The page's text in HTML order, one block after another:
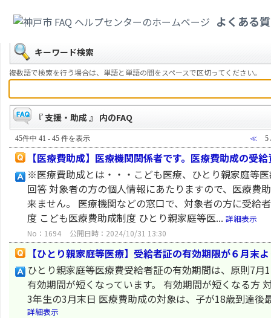
よくある
戻る
キーワード検索
複数語で検索を行う場合は、単語と単語の間をスペースで区切ってください。
『 支援・助成 』 内のFAQ
45件中 41 - 45 件を表示 ≪ 5
【医療費助成】医療機関関係者です。医療費助成の受
※医療費助成とは・・・こども医療、ひとり親家庭等
回答 対象者の方の個人情報にあたりますので、医療費
来ません。 医療機関などの窓口で、対象者の方に受給
度 こども医療費助成制度 ひとり親家庭等医... 詳細表示
No：1694 公開日時：2024/10/31 13:30
【ひとり親家庭等医療】受給者証の有効期限が６月末
ひとり親家庭等医療費受給者証の有効期間は、原則7
有効期間が短くなっています。 有効期間が短くなる方
3年生の3月末日 医療費助成の対象は、子が18歳到達
詳細表示